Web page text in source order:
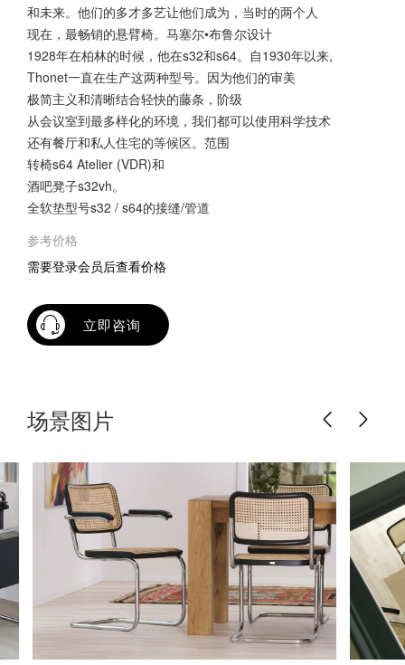
和未来。他们的多才多艺让他们成为，当时的两个人
现在，最畅销的悬臂椅。马塞尔•布鲁尔设计
1928年在柏林的时候，他在s32和s64。自1930年以来,
Thonet一直在生产这两种型号。因为他们的审美
极简主义和清晰结合轻快的藤条，阶级
从会议室到最多样化的环境，我们都可以使用科学技术
还有餐厅和私人住宅的等候区。范围
转椅s64 Atelier (VDR)和
酒吧凳子s32vh。
全软垫型号s32 / s64的接缝/管道
参考价格
需要登录会员后查看价格
立即咨询
场景图片